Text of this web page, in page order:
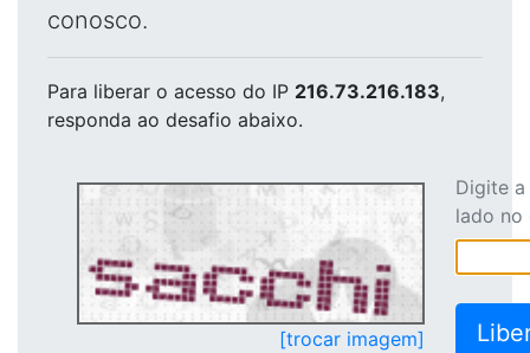
conosco.
Para liberar o acesso do IP 216.73.216.183,
responda ao desafio abaixo.
[trocar imagem]
Digite
lado no